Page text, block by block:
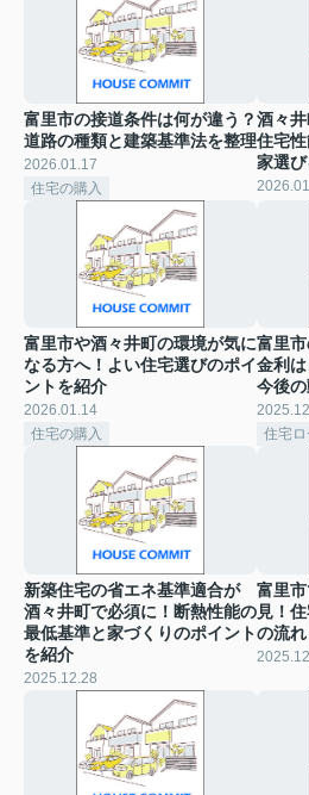
富里市の接道条件は何が違う？
道路の種類と建築基準法を整理
2026.01.17
住宅の購入
酒々
住宅
家選
富里市や酒々井町の環境が気に
なる方へ！よい住宅選びのポイ
ントを紹介
2026.01.14
住宅の購入
富里
金利
今後
住宅ロ
新築住宅の省エネ基準適合が
酒々井町で必須に！断熱性能の
最低基準と家づくりのポイント
を紹介
2025.12.28
富里
見！
の流